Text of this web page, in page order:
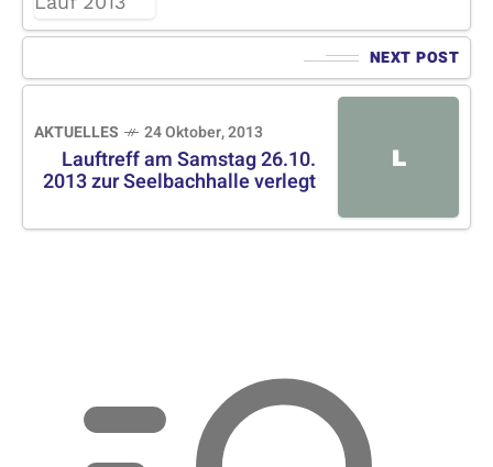
NEXT POST
L
AKTUELLES 24 Oktober, 2013
Lauftreff am Samstag 26.10.
2013 zur Seelbachhalle verlegt